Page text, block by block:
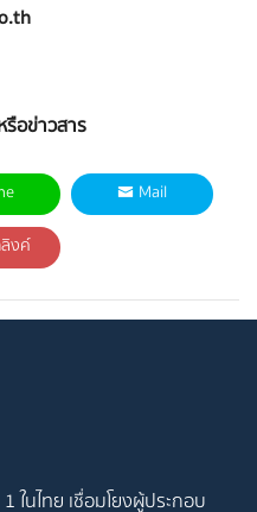
อข่าวสาร
Mail
งค์
ในไทย เชื่อมโยงผู้ประกอบ